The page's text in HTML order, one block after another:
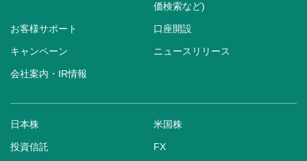
価検索など)
お客様サポート 口座開設
キャンペーン ニュースリリース
会社案内・IR情報
日本株 米国株
投資信託 FX